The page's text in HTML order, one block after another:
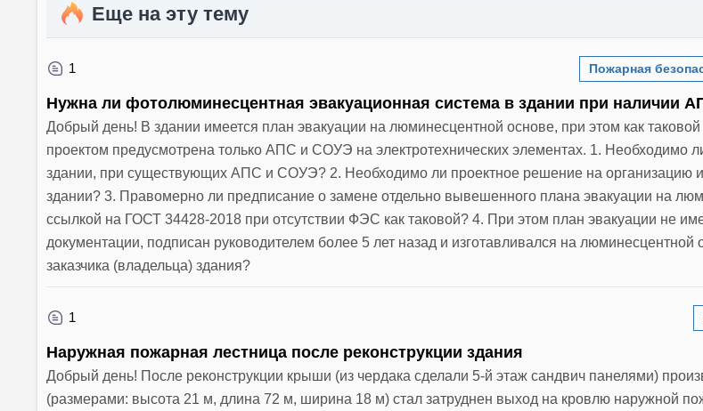
Еще на эту тему
1 Пожарная
Нужна ли фотолюминесцентная эвакуационная система в здании при наличии
Добрый день! В здании имеется план эвакуации на люминесцентной основе, при этом как
проектом предусмотрена только АПС и СОУЭ на электротехнических элементах. 1. Необходимо
здании, при существующих АПС и СОУЭ? 2. Необходимо ли проектное решение на организацию
здании? 3. Правомерно ли предписание о замене отдельно вывешенного плана эвакуации на
ссылкой на ГОСТ 34428-2018 при отсутствии ФЭС как таковой? 4. При этом план эвакуации не
документации, подписан руководителем более 5 лет назад и изготавливался на
заказчика (владельца) здания?
1
Наружная пожарная лестница после реконструкции здания
Добрый день! После реконструкции крыши (из чердака сделали 5-й этаж сандвич панелями)
(размерами: высота 21 м, длина 72 м, ширина 18 м) стал затруднен выход на кровлю наружной